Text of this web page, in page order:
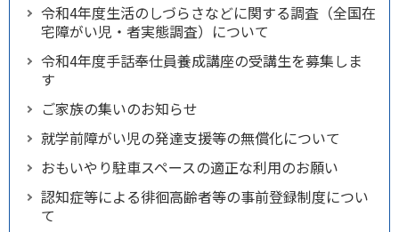
令和4年度生活のしづらさなどに関する調査（全国在
宅障がい児・者実態調査）について
令和4年度手話奉仕員養成講座の受講生を募集しま
す
ご家族の集いのお知らせ
就学前障がい児の発達支援等の無償化について
おもいやり駐車スペースの適正な利用のお願い
認知症等による徘徊高齢者等の事前登録制度につい
て